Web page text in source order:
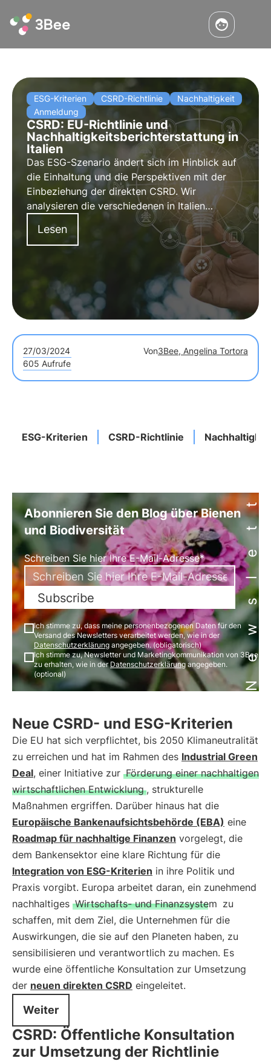
ESG-Kriterien CSRD-Richtlinie
Nachhaltigkeit
Anmeldung
CSRD: EU-Richtlinie und
Nachhaltigkeitsberichterstattung in
Italien
Das ESG-Szenario ändert sich im Hinblick auf
die Einhaltung und die Perspektiven mit der
Einbeziehung der direkten CSRD. Wir
analysieren die verschiedenen in Italien
eingeleiteten Reformen mit dem Ziel, einen
Vorsprung gegenüber anderen EU-Ländern
beim nachhaltigen Übergang zu erlangen.
Lesen
27/03/2024 Von3Bee, Angelina Tortora
605 Aufrufe
ESG-Kriterien CSRD-Richtlinie Newsletter
Abonnieren Sie den Blog über Bienen
und Biodiversität
Schreiben Sie hier Ihre E-Mail-Adresse*
Subscribe
Ich stimme zu, dass meine personenbezogenen Daten für den
Versand des Newsletters verarbeitet werden, wie in der
Datenschutzerklärung angegeben. (obligatorisch)
Ich stimme zu, Newsletter und Marketingkommunikation von 3Bee
zu erhalten, wie in derDatenschutzerklärungangegeben.
(optional)
Neue CSRD- und ESG-Kriterien
Die EU hat sich verpflichtet, bis 2050 Klimaneutralität
zu erreichen und hat im Rahmen des Industrial Green
Deal, einer Initiative zur Förderung einer nachhaltigen
wirtschaftlichen Entwicklung , strukturelle
Maßnahmen ergriffen. Darüber hinaus hat die
Europäische Bankenaufsichtsbehörde (EBA) eine
Roadmap für nachhaltige Finanzen vorgelegt, die
dem Bankensektor eine klare Richtung für die
Integration von ESG-Kriterien in ihre Politik und
Praxis vorgibt. Europa arbeitet daran, ein zunehmend
nachhaltiges Wirtschafts- und Finanzsystem zu
schaffen, mit dem Ziel, die Unternehmen für die
Auswirkungen, die sie auf den Planeten haben, zu
sensibilisieren und verantwortlich zu machen. Es
wurde eine öffentliche Konsultation zur Umsetzung
der neuen direkten CSRD eingeleitet.
Weiter
CSRD: Öffentliche Konsultation
zur Umsetzung der Richtlinie